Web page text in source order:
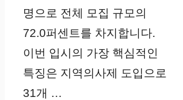
명으로 전체 모집 규모의
72.0퍼센트를 차지합니다.
이번 입시의 가장 핵심적인
특징은 지역의사제 도입으로
31개 …